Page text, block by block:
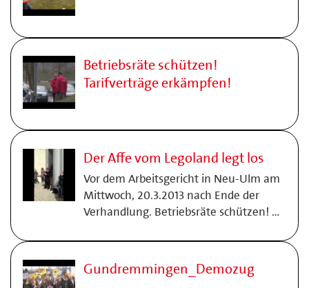
Betriebsräte schützen!
Tarifverträge erkämpfen!
Der Affe vom Legoland legt los
Vor dem Arbeitsgericht in Neu-Ulm am
Mittwoch, 20.3.2013 nach Ende der
Verhandlung. Betriebsräte schützen! …
Gundremmingen_Demozug